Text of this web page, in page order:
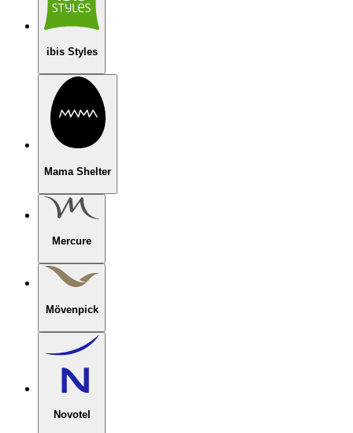
ibis Styles
Mama Shelter
Mercure
Mövenpick
Novotel